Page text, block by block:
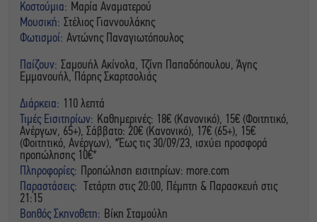
Κοστούμια: Μαρία Αναματερού
Μουσική: Στέλιος Γιαννουλάκης
Φωτισμοί: Αντώνης Παναγιωτόπουλος
Παίζουν: Σαμουήλ Ακίνολα, Τζίνη Παπαδόπουλου, Άγης
Εμμανουήλ, Πάρης Σκαρτσολιάς
Διάρκεια: 110 λεπτά
Τιμές Εισιτηρίων: Καθημερινές: 18€ (Κανονικό), 15€ (Φοιτητικό,
Ανέργων, 65+), Σάββατο: 20€ (Κανονικό), 17€ (65+), 15€
(Φοιτητικό, Ανέργων), *Έως τις 30/09/23, ισχύει προσφορά
προπώλησης 10€*
Πληροφορίες:
Προπώληση εισιτηρίων: more.com
Παραστάσεις:
Τετάρτη στις 20:00, Πέμπτη & Παρασκευή στις
21:15
Βοηθός Σκηνοθετη: Βίκη Σταμούλη